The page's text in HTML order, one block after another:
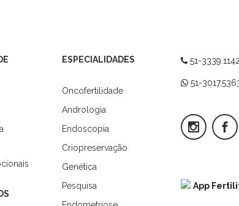
ESPECIALIDADES
Oncofertilidade
Andrologia
Endoscopia
Criopreservação
Genética
Pesquisa
51-3339.1142
51-
App